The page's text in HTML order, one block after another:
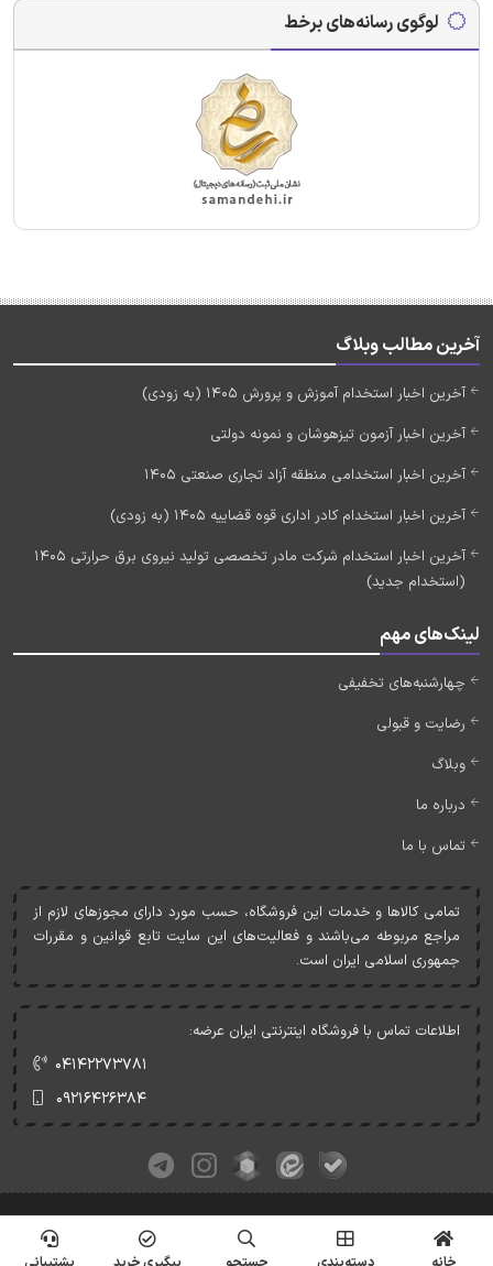
لوگوی رسانه‌های برخط
آخرین مطالب وبلاگ
آخرین اخبار استخدام آموزش و پرورش 1405 (به زودی)
آخرین اخبار آزمون تیزهوشان و نمونه دولتی
آخرین اخبار استخدامی منطقه آزاد تجاری صنعتی 1405
آخرین اخبار استخدام کادر اداری قوه قضاییه 1405 (به زودی)
آخرین اخبار استخدام شرکت مادر تخصصی تولید نیروی برق حرارتی 1405
(استخدام جدید)
لینک‌های مهم
چهارشنبه‌های تخفیفی
رضایت و قبولی
وبلاگ
درباره ما
تماس با ما
تمامی کالاها و خدمات اين فروشگاه، حسب مورد دارای مجوزهای لازم از
مراجع مربوطه می‌باشند و فعاليت‌های اين سايت تابع قوانين و مقررات
جمهوری اسلامی ايران است.
اطلاعات تماس با فروشگاه اینترنتی ایران عرضه:
۰۴۱۴۲۲۷۳۷۸۱
۰۹۲۱۶۴۲۶۳۸۴